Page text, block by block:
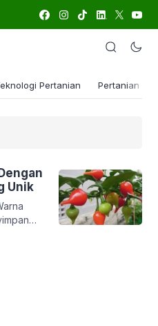
Pertanian Pertanian
Unik
dan